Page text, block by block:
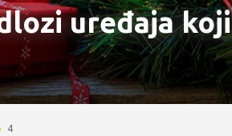
uređaja koji
4